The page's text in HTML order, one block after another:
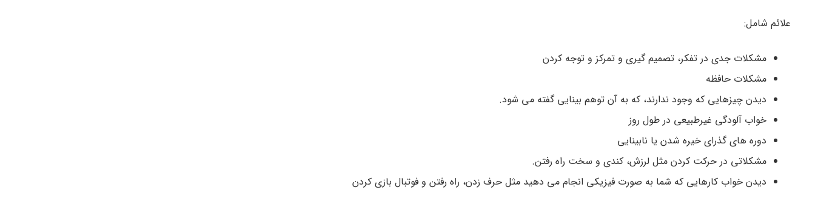
علائم شامل:
مشکلات جدی در تفکر، تصمیم­ گیری و تمرکز و توجه کردن
مشکلات حافظه
دیدن چیزهایی که وجود ندارند، که به آن توهم بینایی گفته می­­ شود.
خواب­ آلودگی غیرطبیعی در طول روز
دوره ­های گذرای خیره شدن یا نابینایی
مشکلاتی در حرکت کردن مثل لرزش، کندی و سخت راه رفتن.
دیدن خواب­ کارهایی که شما به صورت فیزیکی انجام می­ دهید مثل حرف زدن، راه رفتن و فوتبال بازی کردن